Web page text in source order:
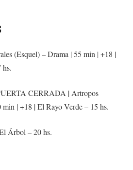
(Esquel) – Drama | 55 min | +18 |
hs.
CERRADA | Artropos
| +18 | El Rayo Verde – 15 hs.
Árbol – 20 hs.